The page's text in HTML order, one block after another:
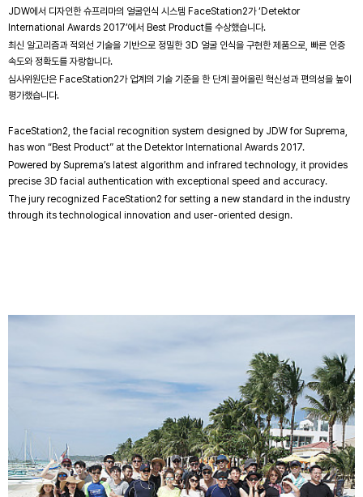
JDW에서 디자인한 슈프리마의 얼굴인식 시스템 FaceStation2가 ‘Detektor
International Awards 2017’에서 Best Product를 수상했습니다.
최신 알고리즘과 적외선 기술을 기반으로 정밀한 3D 얼굴 인식을 구현한 제품으로, 빠른 인증
속도와 정확도를 자랑합니다.
심사위원단은 FaceStation2가 업계의 기술 기준을 한 단계 끌어올린 혁신성과 편의성을 높이
평가했습니다.
FaceStation2, the facial recognition system designed by JDW for Suprema,
has won “Best Product” at the Detektor International Awards 2017.
Powered by Suprema’s latest algorithm and infrared technology, it provides
precise 3D facial authentication with exceptional speed and accuracy.
The jury recognized FaceStation2 for setting a new standard in the industry
through its technological innovation and user-oriented design.